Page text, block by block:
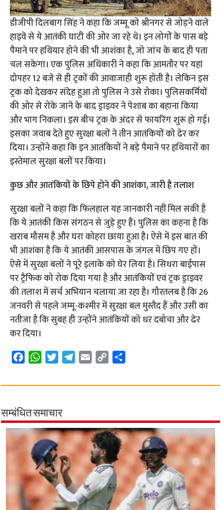
डीजीपी दिलबाग सिंह ने कहा कि जम्मू को श्रीनगर से जोड़ने वाले
हाइवे से ये आतंकी घाटी की ओर जा रहे थे। इन लोगों के पास बड़े
पैमाने पर हथियार होने की भी आशंका है, जो जांच के बाद ही पता
चल सकेगा। एक पुलिस अधिकारी ने कहा कि आमतौर पर यहां
दोपहर 12 बजे से ही ट्रकों की आवाजाही शुरू होती है। लेकिन इस
ट्रक को देखकर संदेह हुआ तो पुलिस ने उसे रोका। पुलिसकर्मियों
की ओर से रोके जाने के बाद ड्राइवर ने पेशाब का बहाना किया
और भाग निकला। इस बीच ट्रक के अंदर से फायरिंग शुरू हो गई।
इसका जवाब देते हुए सुरक्षा बलों ने तीन आतंकियों को ढेर कर
दिया। उन्होंने कहा कि इन आतंकियों ने बड़े पैमाने पर हथियारों का
इस्तेमाल सुरक्षा बलों पर किया।
कुछ और आतंकियों के छिपे होने की आशंका, जारी है तलाश
सुरक्षा बलों ने कहा कि फिलहाल यह जानकारी नहीं मिल सकी है
कि ये आतंकी किस संगठन से जुड़े हुए हैं। पुलिस का कहना है कि
खराब मौसम है और घरा कोहरा छाया हुआ है। ऐसे में इस बात की
भी आशंका है कि ये आतंकी आसपास के जंगल में छिप गए हों।
ऐसे में सुरक्षा बलों ने पूरे इलाके को घेर लिया है। सिधरा बाईपास
पर ट्रैफिक को रोक दिया गया है और आतंकियों एवं ट्रक ड्राइवर
की तलाश में सर्च अभियान चलाया जा रहा है। गौरतलब है कि 26
जनवरी से पहले जम्मू-कश्मीर में सुरक्षा बल मुस्तैद हैं और उसी का
नतीजा है कि सुबह ही उन्होंने आतंकियों को धर दबोचा और ढेर
कर दिया।
c
b
o
o
W
a
s
A
p
p
i
t
e
r
l
r
a
m
a
p
i
n
k
a
सम्बंधित समाचार